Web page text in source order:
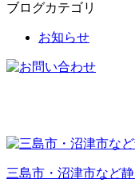
ブログカテゴリ
お知らせ
三島市・沼津市など